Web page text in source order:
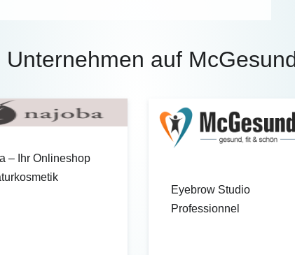
Unternehmen auf
– Ihr Onlineshop
Eyebrow Studio
Professionnel